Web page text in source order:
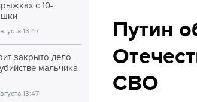
с 10-
13:47
закрыто дело
мальчика
13:47
Путин
СВО